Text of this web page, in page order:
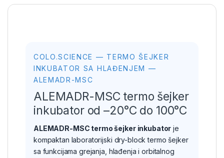
COLO.SCIENCE — TERMO ŠEJKER
INKUBATOR SA HLAĐENJEM —
ALEMADR-MSC
ALEMADR-MSC termo šejker
inkubator od –20°C do 100°C
ALEMADR-MSC termo šejker inkubator je
kompaktan laboratorijski dry-block termo šejker
sa funkcijama grejanja, hlađenja i orbitalnog